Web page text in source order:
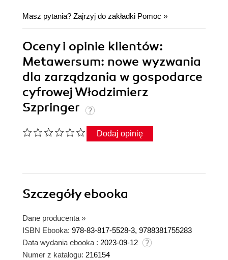
Masz pytania? Zajrzyj do zakładki Pomoc »
Oceny i opinie klientów:
Metawersum: nowe wyzwania
dla zarządzania w gospodarce
cyfrowej Włodzimierz
Szpringer
Dodaj opinię
Szczegółyebooka
Dane producenta »
ISBN Ebooka: 978-83-817-5528-3, 9788381755283
Data wydania ebooka : 2023-09-12
Numer z katalogu: 216154